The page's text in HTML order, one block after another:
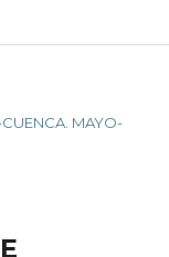
CUENCA. MAYO-